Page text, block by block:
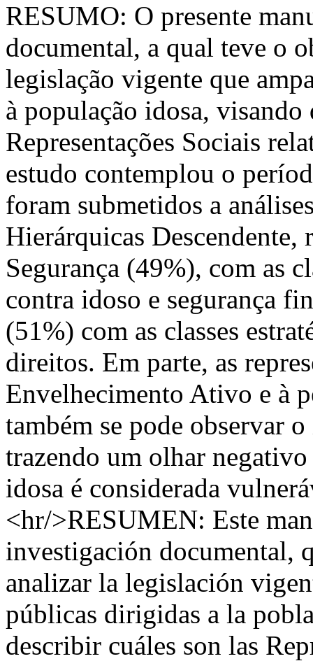
RESUMO: O presente
documental, a qual teve o
legislação vigente que
à população idosa, visando
Representações Sociais
estudo contemplou o
foram submetidos a
Hierárquicas Descendente,
Segurança (49%), com as
contra idoso e segurança
(51%) com as classes
direitos. Em parte, as
Envelhecimento Ativo e à
também se pode observar
trazendo um olhar
idosa é considerada
<hr/>RESUMEN: Este
investigación documental,
analizar la legislación
públicas dirigidas a la
describir cuáles son las